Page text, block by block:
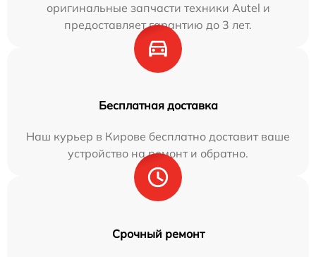
оригинальные запчасти техники Autel и
предоставляет гарантию до 3 лет.
Бесплатная доставка
Наш курьер в Кирове бесплатно доставит ваше
устройство на ремонт и обратно.
Срочный ремонт